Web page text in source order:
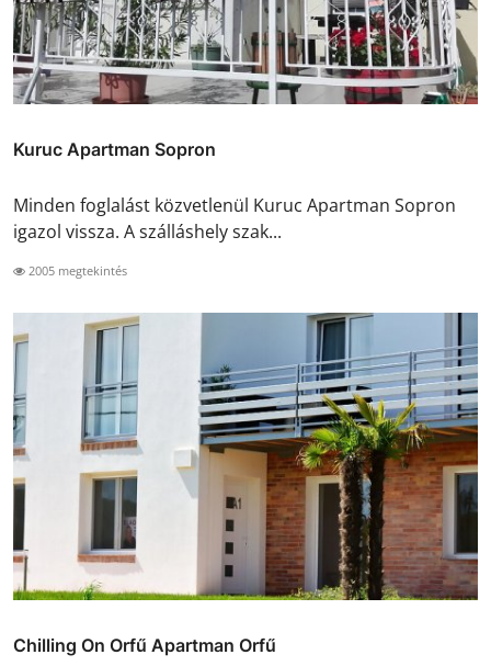
Kuruc Apartman Sopron
Minden foglalást közvetlenül Kuruc Apartman Sopron
igazol vissza. A szálláshely szak...
2005 megtekintés
Chilling On Orfű Apartman Orfű